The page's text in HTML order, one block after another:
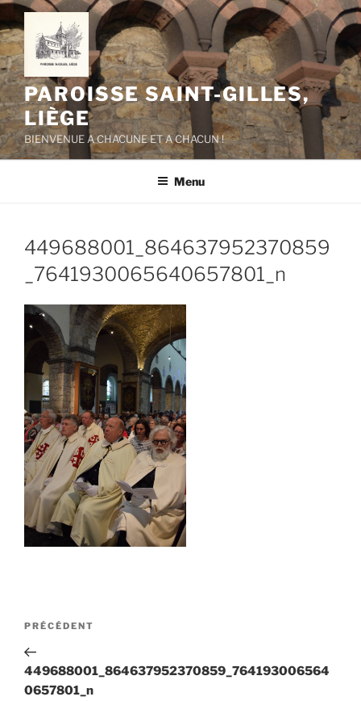
Aller
au
contenu
principal
PAROISSE SAINT-GILLES,
LIÈGE
BIENVENUE A CHACUNE ET A CHACUN !
Menu
449688001_864637952370859
_7641930065640657801_n
Navigation
l’article
Article
précédent
PRÉCÉDENT
449688001_864637952370859_764193006564
0657801_n